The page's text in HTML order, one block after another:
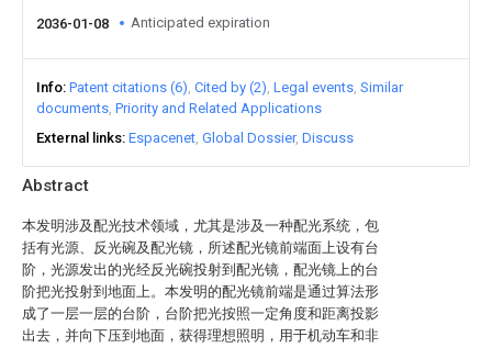
Abstract
本发明涉及配光技术领域，尤其是涉及一种配光系统，包
括有光源、反光碗及配光镜，所述配光镜前端面上设有台
阶，光源发出的光经反光碗投射到配光镜，配光镜上的台
阶把光投射到地面上。本发明的配光镜前端是通过算法形
成了一层一层的台阶，台阶把光按照一定角度和距离投影
出去，并向下压到地面，获得理想照明，用于机动车和非
2036-01-08 Anticipated expiration
Info Patent citations (6) Cited by (2) Legal events Similar
documents Priority and Related Applications
External links Espacenet Global Dossier Discuss